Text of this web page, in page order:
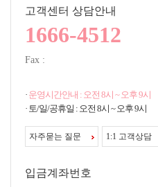
고객센터 상담안내
1666-4512
Fax :
· 운영시간안내 : 오전 8시 ~ 오후 9시
· 토/일/공휴일 : 오전 8시 ~ 오후 9시
자주묻는 질문 1:1 고객상담
입금계좌번호